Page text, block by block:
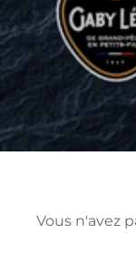
Vous n'avez